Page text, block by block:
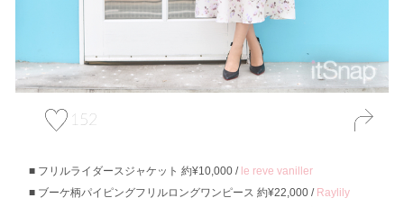
152
フリルライダースジャケット 約¥10,000 / le reve vaniller
ブーケ柄パイピングフリルロングワンピース 約¥22,000 / Raylily